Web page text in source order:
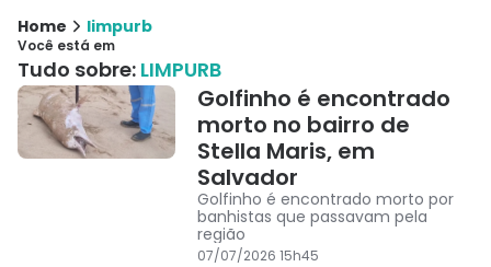
Home limpurb
Você está em
Tudo sobre: LIMPURB
Golfinho é encontrado
morto no bairro de
Stella Maris, em
Salvador
Golfinho é encontrado morto por
banhistas que passavam pela
região
07/07/2026 15h45